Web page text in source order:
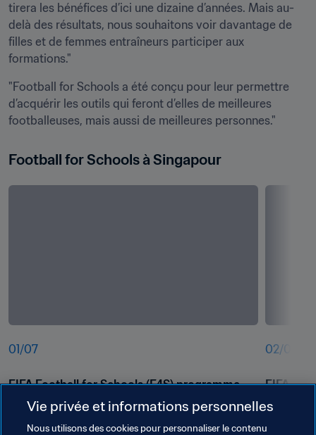
tirera les bénéfices d’ici une dizaine d’années. Mais au-
delà des résultats, nous souhaitons voir davantage de
filles et de femmes entraîneurs participer aux
formations."
"Football for Schools a été conçu pour leur permettre
d’acquérir les outils qui feront d’elles de meilleures
footballeuses, mais aussi de meilleures personnes."
Football for Schools à Singapour
01 /07
FIFA Football for Schools (F4S) programme,
Jalan Besar Stadium, Singapore
02/07
FIFA
Vie privée et informations personnelles
Nous utilisons des cookies pour personnaliser le contenu